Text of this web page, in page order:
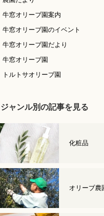
牛窓オリーブ園案内
牛窓オリーブ園のイベント
牛窓オリーブ園だより
牛窓オリーブ園
トルトサオリーブ園
ジャンル別の記事を見る
化粧品
オリーブ農